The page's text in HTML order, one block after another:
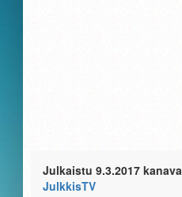
Julkaistu 9.3.2017 kanava
JulkkisTV